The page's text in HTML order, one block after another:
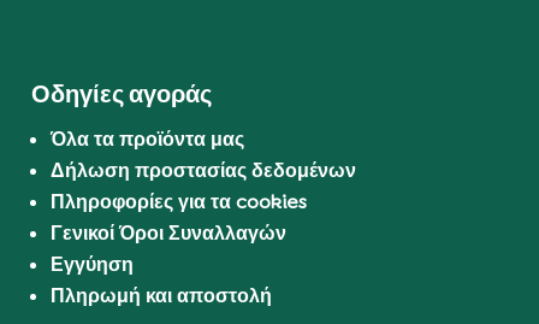
Οδηγίες αγοράς
Όλα τα προϊόντα μας
Δήλωση προστασίας δεδομένων
Πληροφορίες για τα cookies
Γενικοί Όροι Συναλλαγών
Εγγύηση
Πληρωμή και αποστολή